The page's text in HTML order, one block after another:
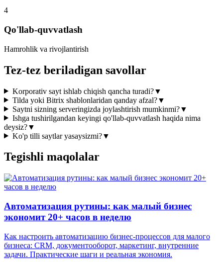
4
Qo'llab-quvvatlash
Hamrohlik va rivojlantirish
Tez-tez beriladigan savollar
Korporativ sayt ishlab chiqish qancha turadi?▼
Tilda yoki Bitrix shablonlaridan qanday afzal?▼
Saytni sizning serveringizda joylashtirish mumkinmi?▼
Ishga tushirilgandan keyingi qo'llab-quvvatlash haqida nima
deysiz?▼
Ko'p tilli saytlar yasaysizmi?▼
Tegishli maqolalar
Автоматизация рутины: как малый бизнес
экономит 20+ часов в неделю
Как настроить автоматизацию бизнес-процессов для малого
бизнеса: CRM, документооборот, маркетинг, внутренние
задачи. Практические шаги и реальная экономия.